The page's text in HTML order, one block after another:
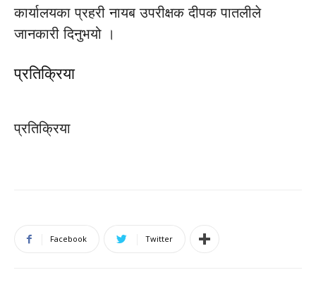
कार्यालयका प्रहरी नायब उपरीक्षक दीपक पातलीले
जानकारी दिनुभयो ।
प्रतिक्रिया
प्रतिक्रिया
Facebook Twitter